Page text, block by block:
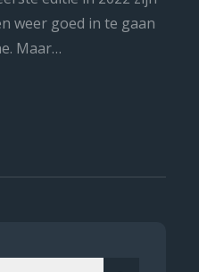
weer goed in te gaan
Maar…